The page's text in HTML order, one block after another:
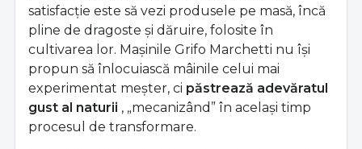
satisfacție este să vezi produsele pe masă, încă
pline de dragoste și dăruire, folosite în
cultivarea lor. Mașinile Grifo Marchetti nu își
propun să înlocuiască mâinile celui mai
experimentat meșter, ci păstrează adevăratul
gust al naturii , „mecanizând” în același timp
procesul de transformare.